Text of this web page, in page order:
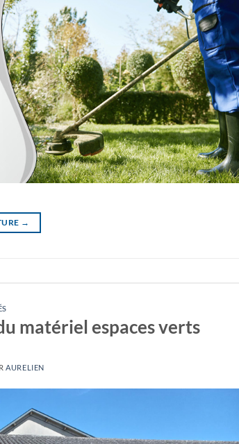
→
matériel espaces verts
AURELIEN